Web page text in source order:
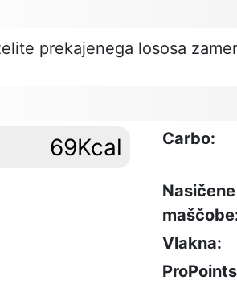
prekajenega lososa
69Kcal Carbo:
Nasičene
Vlakna: